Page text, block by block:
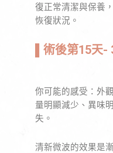
復正常清潔與保養
恢復狀況。
術後第15天-
你可能的感受：外
量明顯減少、異味
失。
清新微波的效果是